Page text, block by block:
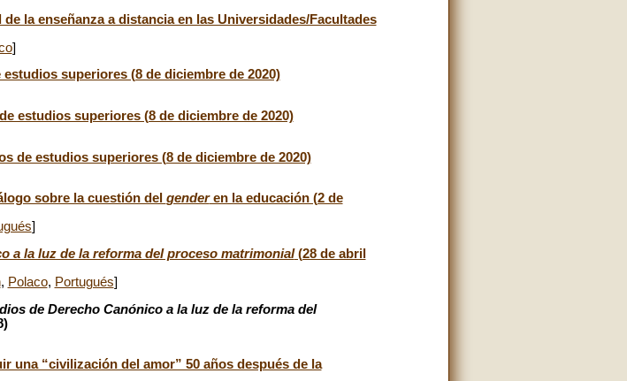
la enseñanza a distancia en las Universidades/Facultades
]
superiores (8 de diciembre de 2020)
estudios superiores (8 de diciembre de 2020)
de estudios superiores (8 de diciembre de 2020)
sobre la cuestión del genderen la educación (2 de
]
a la luz de la reforma del proceso matrimonial(28 de abril
, Polaco, Portugués]
de Derecho Canónico a la luz de la reforma del
una “civilización del amor” 50 años después de la